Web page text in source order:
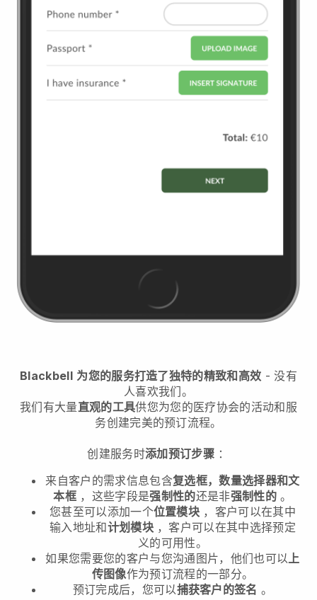
Blackbell 为您的服务打造了独特的精致和高效 - 没有
人喜欢我们。
我们有大量直观的工具供您为您的医疗协会的活动和服
务创建完美的预订流程。
创建服务时添加预订步骤：
来自客户的需求信息包含复选框，数量选择器和文
本框 ，这些字段是强制性的还是非强制性的。
您甚至可以添加一个位置模块 ，客户可以在其中
输入地址和计划模块，客户可以在其中选择预定
义的可用性。
如果您需要您的客户与您沟通图片，他们也可以 上
传图像作为预订流程的一部分。
预订完成后，您可以捕获客户的签名 。